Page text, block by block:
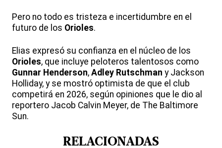
Pero no todo es tristeza e incertidumbre en el
futuro de los Orioles.
Elias expresó su confianza en el núcleo de los
Orioles, que incluye peloteros talentosos como
Gunnar Henderson, Adley Rutschman y Jackson
Holliday, y se mostró optimista de que el club
competirá en 2026, según opiniones que le dio al
reportero Jacob Calvin Meyer, de The Baltimore
Sun.
RELACIONADAS